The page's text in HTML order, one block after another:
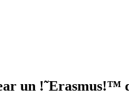
un !˜Erasmus!™